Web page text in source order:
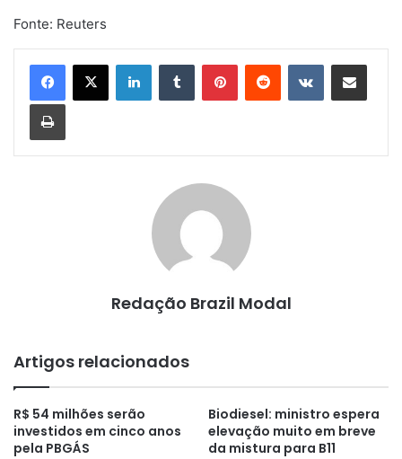
Fonte: Reuters
LinkedinTumblr PinterestReddit VK Compartilhar via e-mail
Imprimir
Redação Brazil Modal
Artigos relacionados
R$ 54 milhões serão
investidos em cinco anos
pela PBGÁS
Biodiesel: ministro espera
elevação muito em breve
da mistura para B11